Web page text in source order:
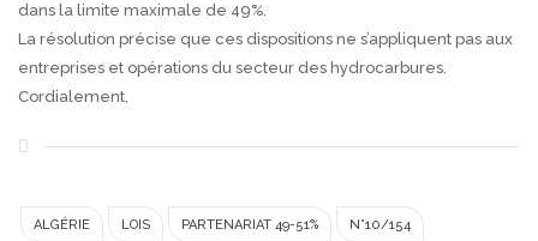
dans la limite maximale de 49%.
La résolution précise que ces dispositions ne s’appliquent pas aux
entreprises et opérations du secteur des hydrocarbures.
Cordialement,
ALGÉRIE LOIS PARTENARIAT 49-51% N°10/154